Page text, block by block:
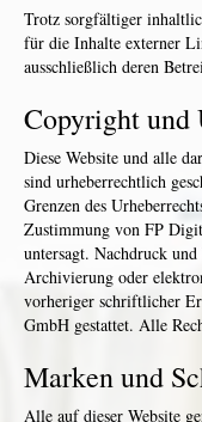
Trotz sorgfältiger
für die Inhalte externer
ausschließlich deren
Copyright und
Diese Website und alle
sind urheberrechtlich
Grenzen des
Zustimmung von FP
untersagt. Nachdruck
Archivierung oder
vorheriger schriftlicher
GmbH gestattet. Alle
Marken und
Alle auf dieser Website